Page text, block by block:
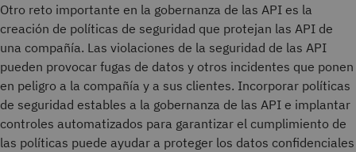
Otro reto importante en la gobernanza de las API es la
creación de políticas de seguridad que protejan las API de
una compañía. Las violaciones de la seguridad de las API
pueden provocar fugas de datos y otros incidentes que ponen
en peligro a la compañía y a sus clientes. Incorporar políticas
de seguridad estables a la gobernanza de las API e implantar
controles automatizados para garantizar el cumplimiento de
las políticas puede ayudar a proteger los datos confidenciales